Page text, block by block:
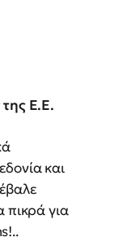
Ε.Ε.
και
για